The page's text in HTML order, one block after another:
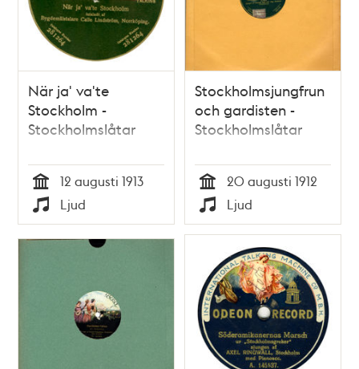
När ja' va'te
Stockholm -
Stockholmslåtar
Tid
12 augusti 1913
Typ
Ljud
Stockholmsjungfrun
och gardisten -
Stockholmslåtar
Tid
20 augusti 1912
Typ
Ljud